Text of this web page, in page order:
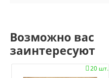
Возможно вас
заинтересуют
20 шт.
